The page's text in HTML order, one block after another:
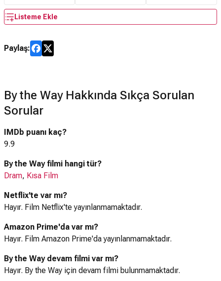
Listeme Ekle
Paylaş:
By the Way Hakkında Sıkça Sorulan
Sorular
IMDb puanı kaç?
9.9
By the Way filmi hangi tür?
Dram, Kısa Film
Netflix'te var mı?
Hayır. Film Netflix'te yayınlanmamaktadır.
Amazon Prime'da var mı?
Hayır. Film Amazon Prime'da yayınlanmamaktadır.
By the Way devam filmi var mı?
Hayır. By the Way için devam filmi bulunmamaktadır.